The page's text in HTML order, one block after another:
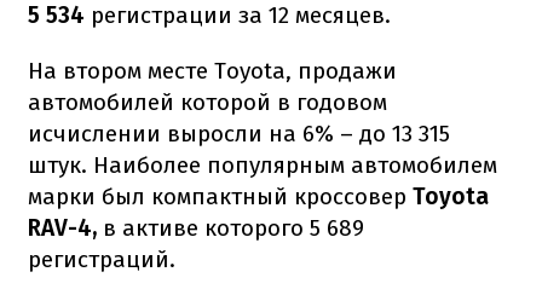
5 534 регистрации за 12 месяцев.
На втором месте Toyota, продажи
автомобилей которой в годовом
исчислении выросли на 6% – до 13 315
штук. Наиболее популярным автомобилем
марки был компактный кроссовер Toyota
RAV-4, в активе которого 5 689
регистраций.